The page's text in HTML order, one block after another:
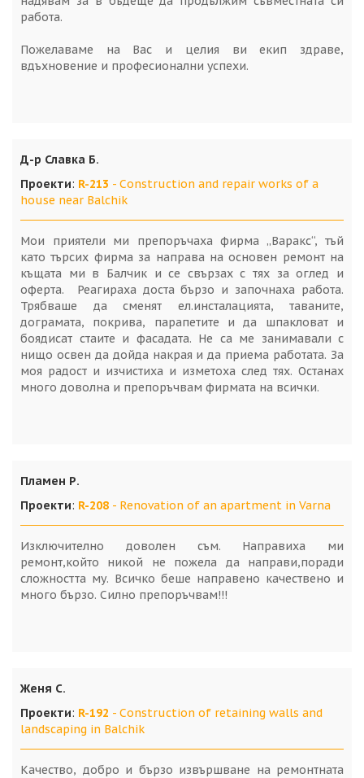
работа.
Пожелаваме на Вас и целия ви екип здраве,
вдъхновение и професионални успехи.
Д-р Славка Б.
Проекти: R-213 - Construction and repair works of a
house near Balchik
Мои приятели ми препоръчаха фирма „Варакс“, тъй
като търсих фирма за направа на основен ремонт на
къщата ми в Балчик и се свързах с тях за оглед и
оферта. Реагираха доста бързо и започнаха работа.
Трябваше да сменят ел.инсталацията, таваните,
дограмата, покрива, парапетите и да шпакловат и
боядисат стаите и фасадата. Не са ме занимавали с
нищо освен да дойда накрая и да приема работата. За
моя радост и изчистиха и изметоха след тях. Останах
много доволна и препоръчвам фирмата на всички.
Пламен Р.
Проекти: R-208 - Renovation of an apartment in Varna
Изключително доволен съм. Направиха ми
ремонт,който никой не пожела да направи,поради
сложността му. Всичко беше направено качествено и
много бързо. Силно препоръчвам!!!
Женя С.
Проекти: R-192 - Construction of retaining walls and
landscaping in Balchik
Качество, добро и бързо извършване на ремонтната